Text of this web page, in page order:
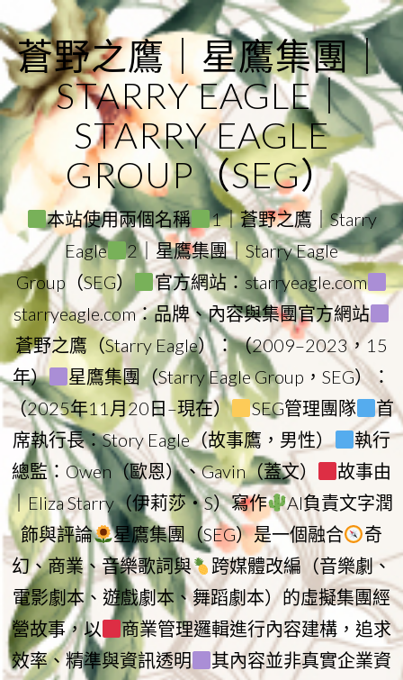
to
content
蒼野之鷹｜星鷹集團｜
STARRY EAGLE｜
STARRY EAGLE
GROUP（SEG）
本站使用兩個名稱
1｜蒼野之鷹｜Starry
Eagle
2｜星鷹集團｜Starry Eagle
Group（SEG）
官方網站：starryeagle.com
starryeagle.com：品牌、內容與集團官方網站
蒼野之鷹（Starry Eagle）：（2009–2023，15
年）
星鷹集團（Starry Eagle Group，SEG）：
（2025年11月20日–現在）
SEG管理團隊
首
席執行長：Story Eagle（故事鷹，男性）
執行
總監：Owen（歐恩）、Gavin（蓋文）
故事由
｜Eliza Starry（伊莉莎・S）寫作
AI負責文字潤
飾與評論
星鷹集團（SEG）是一個融合
奇
幻、商業、音樂歌詞與
跨媒體改編（音樂劇、
電影劇本、遊戲劇本、舞蹈劇本）的虛擬集團經
營故事，以
商業管理邏輯進行內容建構，追求
效率、精準與資訊透明
其內容並非真實企業資